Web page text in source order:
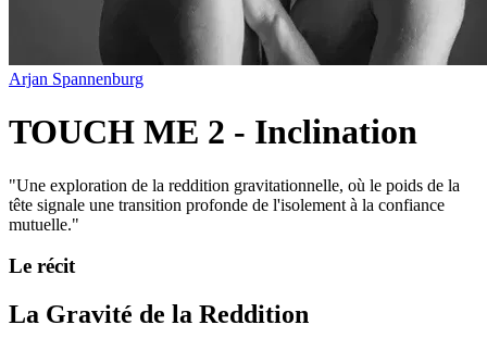
Arjan Spannenburg
TOUCH ME 2 - Inclination
"Une exploration de la reddition gravitationnelle, où le poids de la
tête signale une transition profonde de l'isolement à la confiance
mutuelle."
Le récit
La Gravité de la Reddition